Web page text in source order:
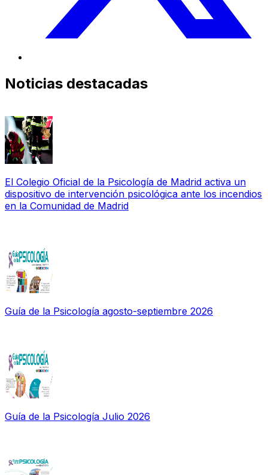
Noticias destacadas
El Colegio Oficial de la Psicología de Madrid activa un
dispositivo de intervención psicológica ante los incendios
en la Comunidad de Madrid
Guía de la Psicología agosto-septiembre 2026
Guía de la Psicología Julio 2026